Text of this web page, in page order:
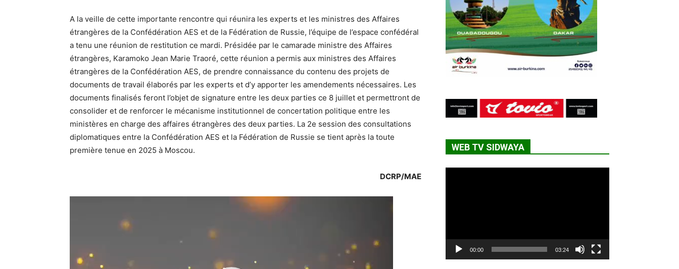
A la veille de cette importante rencontre qui réunira les experts et les ministres des Affaires
étrangères de la Confédération AES et de la Fédération de Russie, l’équipe de l’espace confédéral
a tenu une réunion de restitution ce mardi. Présidée par le camarade ministre des Affaires
étrangères, Karamoko Jean Marie Traoré, cette réunion a permis aux ministres des Affaires
étrangères de la Confédération AES, de prendre connaissance du contenu des projets de
documents de travail élaborés par les experts et d’y apporter les amendements nécessaires. Les
documents finalisés feront l’objet de signature entre les deux parties ce 8 juillet et permettront de
consolider et de renforcer le mécanisme institutionnel de concertation politique entre les
ministères en charge des affaires étrangères des deux parties. La 2e session des consultations
diplomatiques entre la Confédération AES et la Fédération de Russie se tient après la toute
première tenue en 2025 à Moscou.
DCRP/MAE
Lecteur
WEB TV SIDWAYA
00:00 03:24